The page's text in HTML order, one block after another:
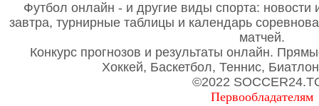
Футбол онлайн - и другие виды спорта: новости
завтра, турнирные таблицы и календарь
матчей.
Конкурс прогнозов и результаты онлайн.
Хоккей, Баскетбол, Теннис,
©2022
Первообладателям